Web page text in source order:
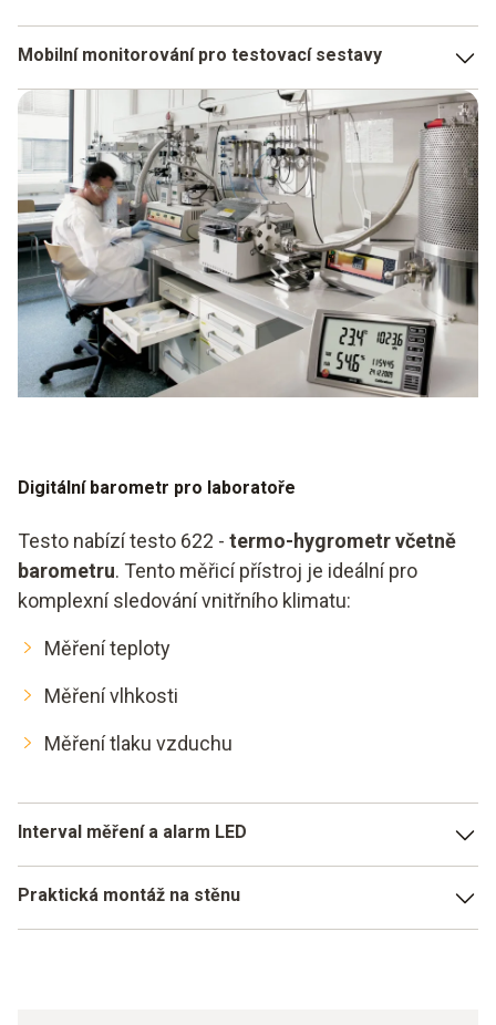
Mobilní monitorování pro testovací sestavy
Přesné monitorování vnitřního klimatu je obzvláště důležité
pro všechny typy experimentálních zařízení. Pokud
barometr pracuje digitálně, lze jej používat i na cestách.
Přímo na stole v blízkosti experimentálního uspořádání
nebo k monitorování celé místnosti - snadno získáte rychlá
a přesná data z měření.
Digitální barometr pro laboratoře
Testo nabízí testo 622 - termo-hygrometr včetně
barometru. Tento měřicí přístroj je ideální pro
komplexní sledování vnitřního klimatu:
Měření teploty
Měření vlhkosti
Měření tlaku vzduchu
Interval měření a alarm LED
zobrazeno na displeji. Zde je také zobrazen aktuální čas a
datum. Jednotlivé mezní hodnoty lze nastavit podle
Praktická montáž na stěnu